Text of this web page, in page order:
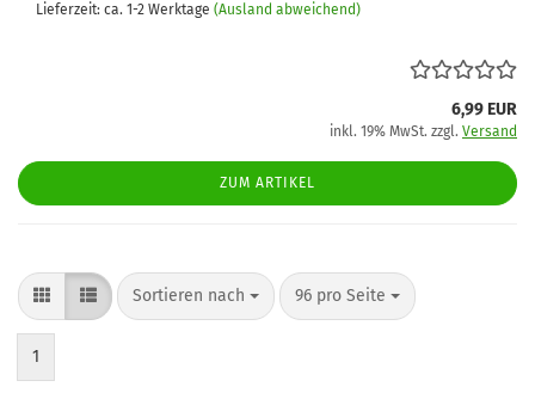
Lieferzeit: ca. 1-2 Werktage (Ausland abweichend)
6,99 EUR
inkl. 19% MwSt. zzgl. Versand
ZUM ARTIKEL
Sortieren nach
Sortieren nach 96 pro Seite
pro Seite
1